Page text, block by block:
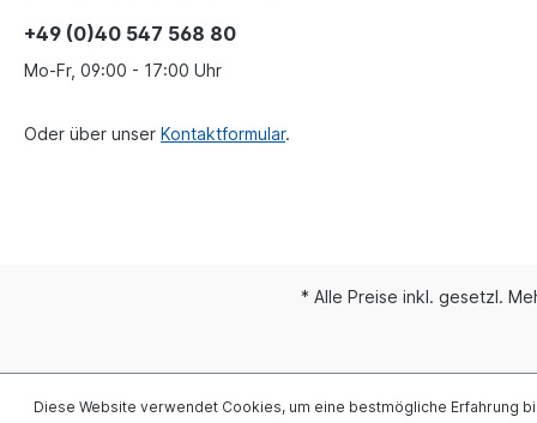
+49 (0)40 547 568 80
Mo-Fr, 09:00 - 17:00 Uhr
Oder über unser Kontaktformular.
* Alle Preise inkl. gesetzl.
Diese Website verwendet Cookies, um eine bestmögliche Erfahrung